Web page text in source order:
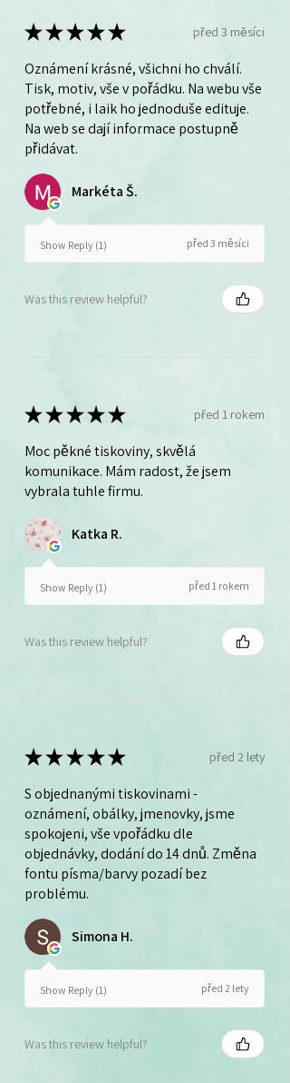
★★★★★ před 3 měsíci
Oznámení krásné, všichni ho chválí.
Tisk, motiv, vše v pořádku. Na webu vše
potřebné, i laik ho jednoduše edituje.
Na web se dají informace postupně
přidávat.
Markéta Š.
Show Reply (1) před 3 měsíci
Was this review helpful?
★★★★★ před 1 rokem
Moc pěkné tiskoviny, skvělá
komunikace. Mám radost, že jsem
vybrala tuhle firmu.
Katka R.
Show Reply (1) před 1 rokem
Was this review helpful?
★★★★★ před 2 lety
S objednanými tiskovinami -
oznámení, obálky, jmenovky, jsme
spokojeni, vše vpořádku dle
objednávky, dodání do 14 dnů. Změna
fontu písma/barvy pozadí bez
problému.
Simona H.
Show Reply (1) před 2 lety
Was this review helpful?